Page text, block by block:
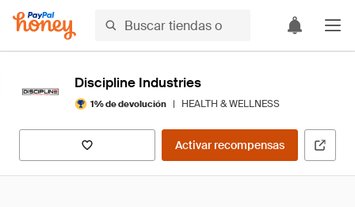
Discipline Industries
1% de devolución | HEALTH & WELLNESS
Activar recompensas